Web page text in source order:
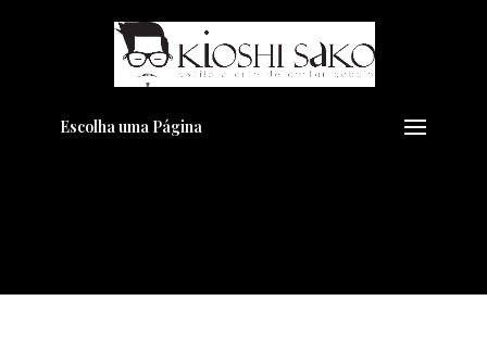
Escolha uma Página
Pensando em transformar seu
Visual??